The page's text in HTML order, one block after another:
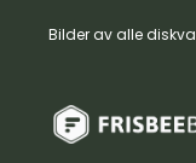
Hopp til innhold
Bilder av alle